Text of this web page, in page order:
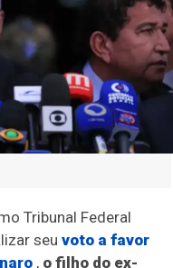
Tribunal Federal
seuvoto a favor
, o filho do ex-